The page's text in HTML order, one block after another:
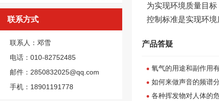
联系方式
联系人：邓雪
电话：010-82752485
邮件：2850832025@qq.com
手机：18901191778
为实现环境质量目
控制标准是实现环
产品答疑
氧气的用途和副作用
如何来做声音的频谱
各种挥发物对人体的